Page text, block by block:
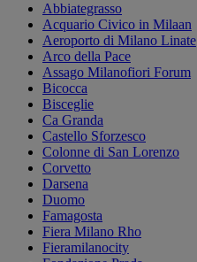
Abbiategrasso
Acquario Civico in Milaan
Aeroporto di Milano Linate
Arco della Pace
Assago Milanofiori Forum
Bicocca
Bisceglie
Ca Granda
Castello Sforzesco
Colonne di San Lorenzo
Corvetto
Darsena
Duomo
Famagosta
Fiera Milano Rho
Fieramilanocity